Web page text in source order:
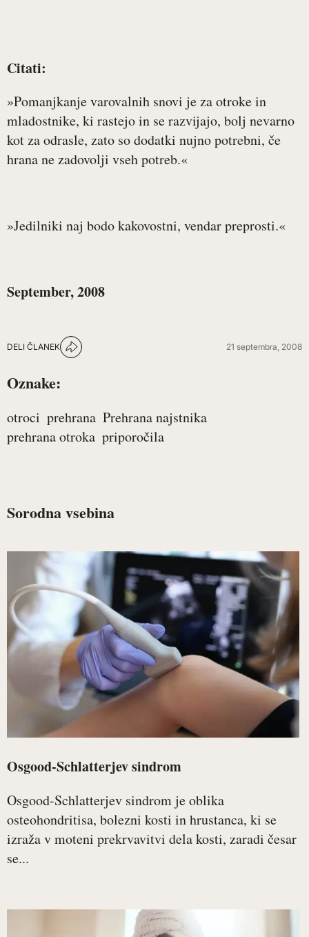
Citati:
»Pomanjkanje varovalnih snovi je za otroke in
mladostnike, ki rastejo in se razvijajo, bolj nevarno
kot za odrasle, zato so dodatki nujno potrebni, če
hrana ne zadovolji vseh potreb.«
»Jedilniki naj bodo kakovostni, vendar preprosti.«
September, 2008
DELI ČLANEK 21 septembra, 2008
Oznake:
otroci prehrana Prehrana najstnika
prehrana otroka priporočila
Sorodna vsebina
Osgood-Schlatterjev sindrom
Osgood-Schlatterjev sindrom je oblika
osteohondritisa, bolezni kosti in hrustanca, ki se
izraža v moteni prekrvavitvi dela kosti, zaradi česar
se...